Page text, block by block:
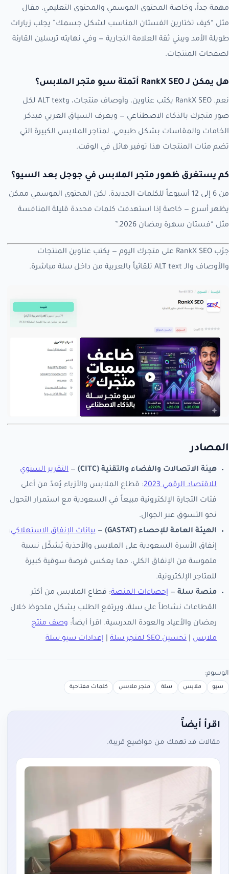
مهمة جداً، وخاصة المحتوى الموسمي والمحتوى التعليمي. مقال
مثل “كيف تختارين الفستان المناسب لشكل جسمك” يجلب زيارات
طويلة الأمد ويبني ثقة العلامة التجارية — وفي نهايته ترسلين القارئة
لصفحات المنتجات.
هل يمكن لـ RankX SEO أتمتة سيو متجر الملابس؟
نعم. RankX SEO يكتب عناوين، وأوصاف منتجات، وALT text لكل
صور متجرك بالذكاء الاصطناعي — ويعرف السياق العربي فيذكر
الخامات والمقاسات بشكل طبيعي. لمتاجر الملابس الكبيرة التي
تضم مئات المنتجات هذا توفير هائل في الوقت.
كم يستغرق ظهور متجر الملابس في جوجل بعد السيو؟
من 6 إلى 12 أسبوعاً للكلمات الجديدة. لكن المحتوى الموسمي ممكن
يظهر أسرع — خاصة إذا استهدفت كلمات محددة قليلة المنافسة
مثل “فستان سهرة رمضان 2026.”
جرّب RankX SEO على متجرك اليوم — يكتب عناوين المنتجات
والأوصاف والـ ALT text تلقائياً بالعربية من داخل سلة مباشرة.
المصادر
هيئة الاتصالات والفضاء والتقنية (CITC) — التقرير السنوي
للاقتصاد الرقمي 2023
: قطاع الملابس والأزياء يُعدّ من أعلى
فئات التجارة الإلكترونية مبيعاً في السعودية مع استمرار التحول
نحو التسوق عبر الجوال.
الهيئة العامة للإحصاء (GASTAT)
— بيانات الإنفاق الاستهلاكي:
إنفاق الأسرة السعودية على الملابس والأحذية يُشكّل نسبة
ملموسة من الإنفاق الكلي، مما يعكس فرصة سوقية كبيرة
للمتاجر الإلكترونية.
منصة سلة — إحصاءات المنصة: قطاع الملابس من أكثر
القطاعات نشاطاً على سلة، ويرتفع الطلب بشكل ملحوظ خلال
رمضان والأعياد والعودة المدرسية. اقرأ أيضاً: وصف منتج
ملابس
تحسين SEO لمتجر سلة إعدادات سيو سلة
الوسوم:
سيو ملابس سلة متجر ملابس كلمات مفتاحية
اقرأ أيضاً
مقالات قد تهمك من مواضيع قريبة.